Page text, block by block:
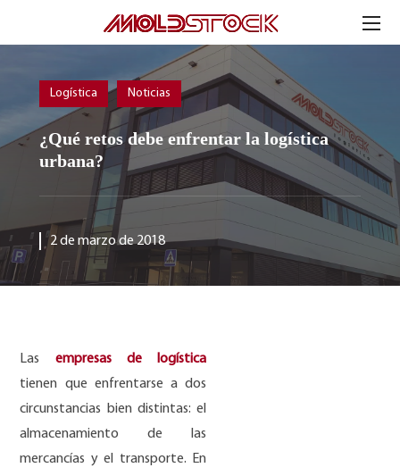
Logística Noticias
¿Qué retos debe enfrentar la logística
urbana?
2 de marzo de 2018
Las empresas de logística
tienen que enfrentarse a dos
circunstancias bien distintas: el
almacenamiento de las
mercancías y el transporte. En